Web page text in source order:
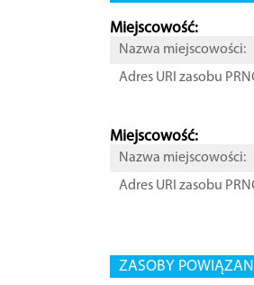
Miejscowość:
Nazwa miejscowości:
Adres URI zasobu
Miejscowość:
Nazwa miejscowości:
Adres URI zasobu
ZASOBY